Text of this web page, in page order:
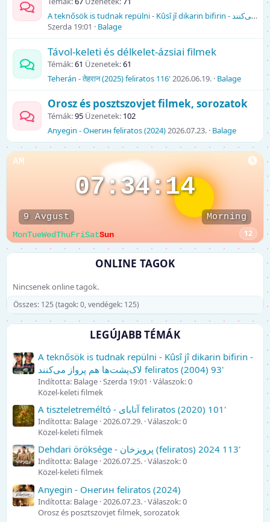
A teknősök is tudnak repülni - Kûsî jî dikarin bifirin - لاک‌پشت‌ها هم پرواز می‌کنند feliratos (2004) 93'
Szerda 19:01
Balage
Távol-keleti és délkelet-ázsiai filmek
Témák 61 Üzenetek 61
Teherán - तेहरान (2025) feliratos 116' 2026.06.19. Balage
Orosz és posztszovjet filmek, sorozatok
Témák 95 Üzenetek 102
Anyegin - Онегин feliratos (2024) 2026.07.23. Balage
AM
07:34:14
9 Avgust Morning
MonTueWedThuFriSatSun 12
ONLINE TAGOK
Nincsenek online tagok.
Összes: 125 (tagok: 0, vendégek: 125)
LEGÚJABB TÉMÁK
A teknősök is tudnak repülni - Kûsî jî dikarin bifirin -
لاک‌پشت‌ها هم پرواز می‌کنند feliratos (2004) 93'
Indította: Balage Szerda 19:01
Válaszok: 0
Közel-keleti filmek
A tiszteletreméltó - آتابای feliratos (2020) 101'
Indította: Balage 2026.07.29. Válaszok: 0
Közel-keleti filmek
Dehdari öröksége - پرویزخان (feliratos) 2024 113'
Indította: Balage 2026.07.25. Válaszok: 0
Közel-keleti filmek
Anyegin - Онегин feliratos (2024)
Indította: Balage 2026.07.23. Válaszok: 0
Orosz és posztszovjet filmek, sorozatok